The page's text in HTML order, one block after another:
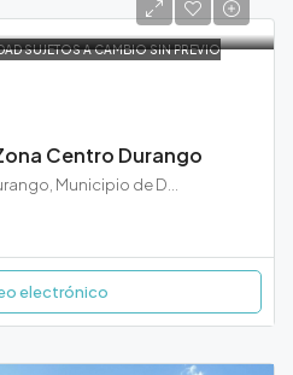
SUJETOS A CAMBIO SIN PREVIO
Centro Durango
electrónico